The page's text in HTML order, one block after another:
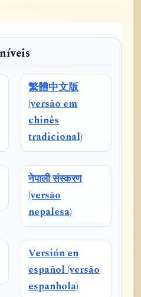
繁體中文版
(versão em
chinês
tradicional)
नेपाली संस्करण
(versão
nepalesa)
Versión en
español (versão
espanhola)